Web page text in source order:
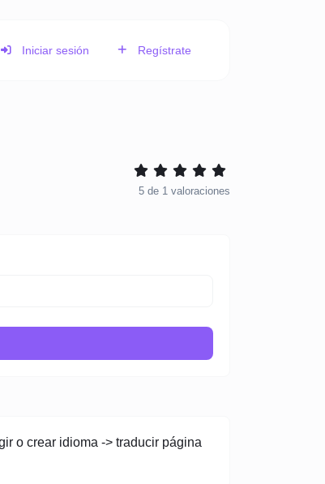
Iniciar sesión Regístrate
5 de 1 valoraciones
o crear idioma -> traducir página